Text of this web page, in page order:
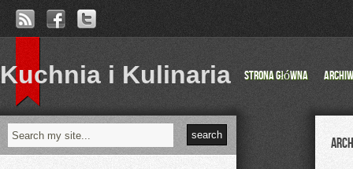
Kuchnia i Kulinaria Strona główna